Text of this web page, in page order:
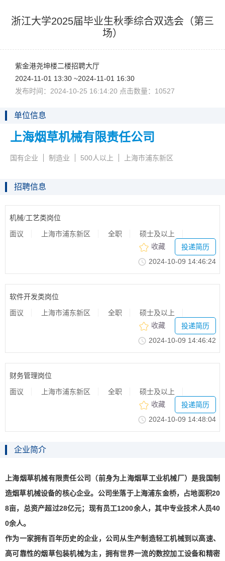
浙江大学2025届毕业生秋季综合双选会（第三
场）
紫金港尧坤楼二楼招聘大厅
2024-11-0113:30~2024-11-0116:30
发布时间：2024-10-2516:14:20点击数量：10527
单位信息
上海烟草机械有限责任公司
国有企业 制造业 500人以上 上海市浦东新区
招聘信息
机械/工艺类岗位
面议 上海市浦东新区 全职 硕士及以上
收藏
投递简历
2024-10-0914:46:24
软件开发类岗位
面议 上海市浦东新区 全职 硕士及以上
收藏
投递简历
2024-10-0914:46:42
财务管理岗位
面议 上海市浦东新区 全职 硕士及以上
收藏
投递简历
2024-10-0914:48:04
企业简介
上海烟草机械有限责任公司（前身为上海烟草工业机械厂）是我国制
造烟草机械设备的核心企业。公司坐落于上海浦东金桥，占地面积20
8亩，总资产超过28亿元；现有员工1200余人，其中专业技术人员40
0余人。
作为一家拥有百年历史的企业，公司从生产制造轻工机械到以高速、
高可靠性的烟草包装机械为主，拥有世界一流的数控加工设备和精密